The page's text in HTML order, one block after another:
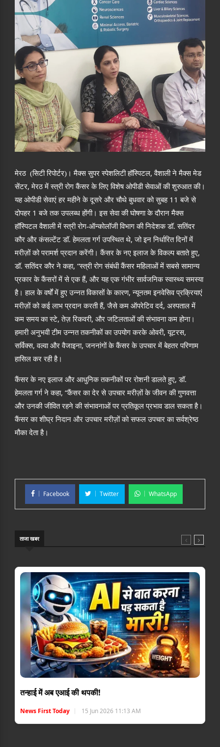
मेरठ (सिटी रिपोर्टर)। मैक्स सुपर स्पेशलिटी हॉस्पिटल,वैशाली ने मैक्स मेड
सेंटर,मेरठ में स्त्री रोग कैंसर के लिए विशेष ओपीडी सेवाओं की शुरुआत की।
यह ओपीडी सेवाएं हर महीने के दूसरे और चौथे बुधवार को सुबह 11 बजे से
दोपहर 1 बजे तक उपलब्ध होंगी। इस सेवा की घोषणा के दौरान मैक्स
हॉस्पिटल वैशाली में स्त्री रोग-ऑन्कोलॉजी विभाग की निदेशक डॉ. सतिंदर
कौर और कंसल्टेंट डॉ. हेमलता गर्ग उपस्थित थे,जो इन निर्धारित दिनों में
मरीज़ों को परामर्श प्रदान करेंगी। कैंसर के नए इलाज के विकल्प बताते हुए,
डॉ. सतिंदर कौर ने कहा, “स्त्री रोग संबंधी कैंसर महिलाओं में सबसे सामान्य
प्रकार के कैंसरों में से एक हैं, और यह एक गंभीर सार्वजनिक स्वास्थ्य समस्या
है। हाल के वर्षों में हुए उन्नत विकासों के कारण,न्यूनतम इनवेसिव प्रक्रियाएं
मरीज़ों को कई लाभ प्रदान करती हैं,जैसे कम ऑपरेटिव दर्द, अस्पताल में
कम समय का स्टे,तेज़ रिकवरी, और जटिलताओं की संभावना कम होना।
हमारी अनुभवी टीम उन्नत तकनीकों का उपयोग करके ओवरी,यूटरस,
सर्विक्स,वल्वा और वैजाइना,जननांगों के कैंसर के उपचार में बेहतर परिणाम
हासिल कर रही है।
कैंसर के नए इलाज और आधुनिक तकनीकों पर रोशनी डालते हुए,डॉ.
हेमलता गर्ग ने कहा, “कैंसर का देर से उपचार मरीज़ों के जीवन की गुणवत्ता
और उनकी जीवित रहने की संभावनाओं पर प्रतिकूल प्रभाव डाल सकता है।
कैंसर का शीघ्र निदान और उपचार मरीज़ों को सफल उपचार का सर्वश्रेष्ठ
मौका देता है।
Facebook Twitter WhatsApp
ताजा खबर
तन्हाई में अब एआई की थपकी!
News First Today 15 Jun 2026 11:13 AM